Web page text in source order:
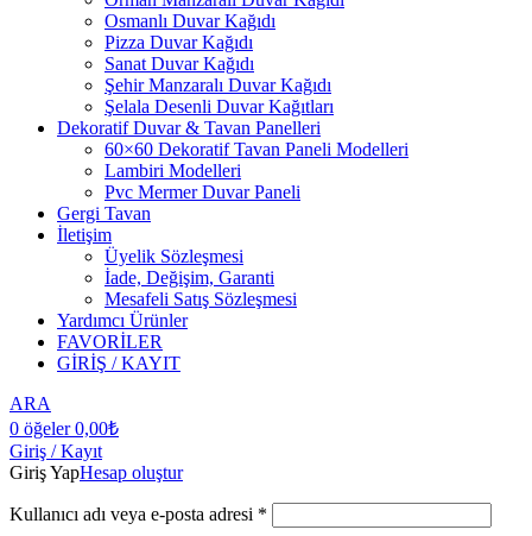
Osmanlı Duvar Kağıdı
Pizza Duvar Kağıdı
Sanat Duvar Kağıdı
Şehir Manzaralı Duvar Kağıdı
Şelala Desenli Duvar Kağıtları
Dekoratif Duvar & Tavan Panelleri
60×60 Dekoratif Tavan Paneli Modelleri
Lambiri Modelleri
Pvc Mermer Duvar Paneli
Gergi Tavan
İletişim
Üyelik Sözleşmesi
İade, Değişim, Garanti
Mesafeli Satış Sözleşmesi
Yardımcı Ürünler
FAVORİLER
GİRİŞ / KAYIT
ARA
0 öğeler 0,00₺
Giriş / Kayıt
Giriş YapHesap oluştur
Kullanıcı adı veya e-posta adresi *